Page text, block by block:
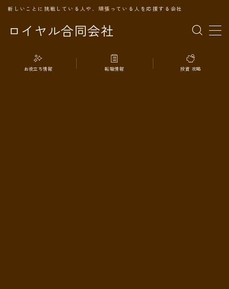
ロイヤル合同会社
新しいことに挑戦している人や、頑張っている人を応援する会社
MENU
TOPページ
お役立ち情報 転職情報 投資 攻略